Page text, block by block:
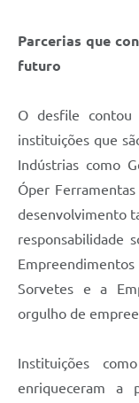
Parcerias que
futuro
O desfile contou
instituições que
Indústrias como
Óper
desenvolvimento
responsabilidade
Sorvetes e a
orgulho de
Instituições
enriqueceram a